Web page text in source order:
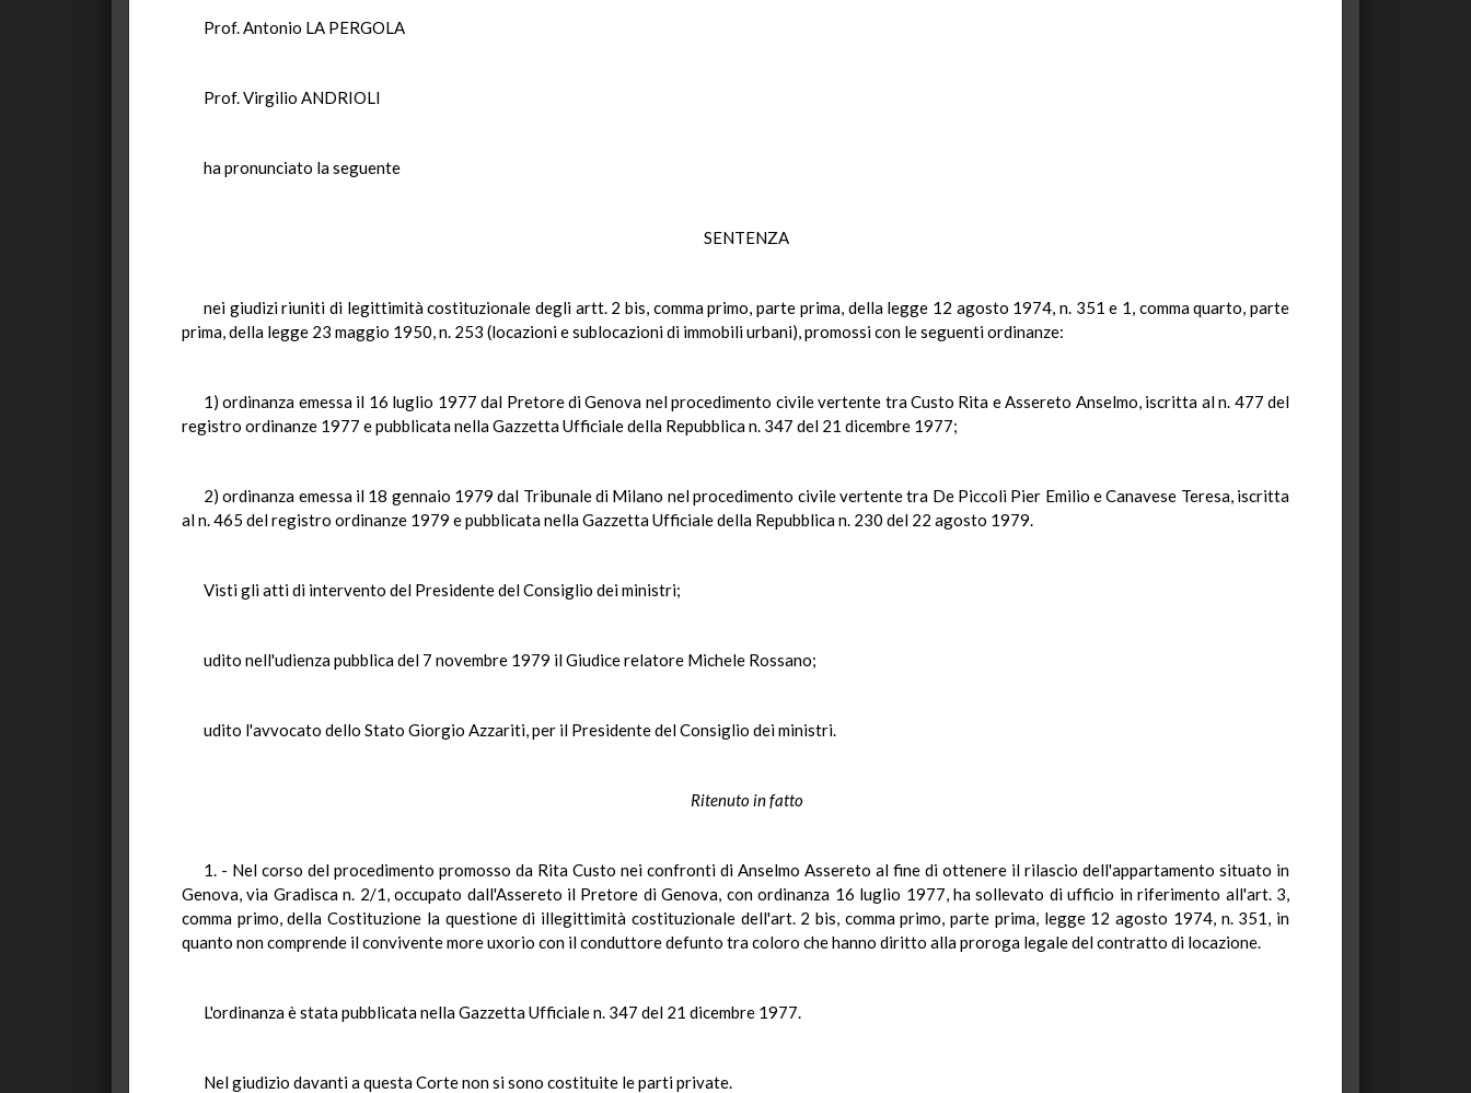
Prof. Antonio LA PERGOLA
Prof. Virgilio ANDRIOLI
ha pronunciato la seguente
SENTENZA
nei giudizi riuniti di legittimità costituzionale degli artt. 2 bis, comma primo, parte prima, della legge 12 agosto 1974, n. 351 e 1, comma quarto, parte
prima, della legge 23 maggio 1950, n. 253 (locazioni e sublocazioni di immobili urbani), promossi con le seguenti ordinanze:
1) ordinanza emessa il 16 luglio 1977 dal Pretore di Genova nel procedimento civile vertente tra Custo Rita e Assereto Anselmo, iscritta al n. 477 del
registro ordinanze 1977 e pubblicata nella Gazzetta Ufficiale della Repubblica n. 347 del 21 dicembre 1977;
2) ordinanza emessa il 18 gennaio 1979 dal Tribunale di Milano nel procedimento civile vertente tra De Piccoli Pier Emilio e Canavese Teresa, iscritta
al n. 465 del registro ordinanze 1979 e pubblicata nella Gazzetta Ufficiale della Repubblica n. 230 del 22 agosto 1979.
Visti gli atti di intervento del Presidente del Consiglio dei ministri;
udito nell'udienza pubblica del 7 novembre 1979 il Giudice relatore Michele Rossano;
udito l'avvocato dello Stato Giorgio Azzariti, per il Presidente del Consiglio dei ministri.
Ritenuto in fatto
1. - Nel corso del procedimento promosso da Rita Custo nei confronti di Anselmo Assereto al fine di ottenere il rilascio dell'appartamento situato in
Genova, via Gradisca n. 2/1, occupato dall'Assereto il Pretore di Genova, con ordinanza 16 luglio 1977, ha sollevato di ufficio in riferimento all'art. 3,
comma primo, della Costituzione la questione di illegittimità costituzionale dell'art. 2 bis, comma primo, parte prima, legge 12 agosto 1974, n. 351, in
quanto non comprende il convivente more uxorio con il conduttore defunto tra coloro che hanno diritto alla proroga legale del contratto di locazione.
L'ordinanza è stata pubblicata nella Gazzetta Ufficiale n. 347 del 21 dicembre 1977.
Nel giudizio davanti a questa Corte non si sono costituite le parti private.